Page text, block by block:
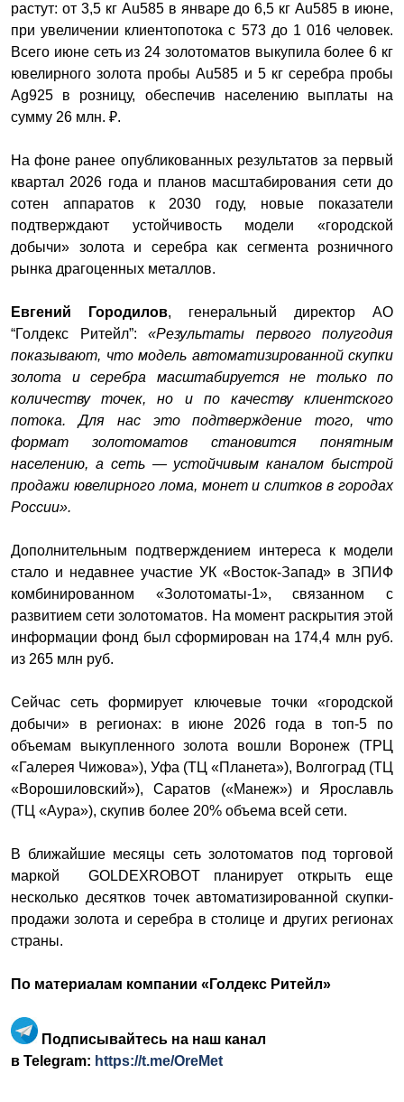
растут: от 3,5 кг Au585 в январе до 6,5 кг Au585 в июне,
при увеличении клиентопотока с 573 до 1 016 человек.
Всего июне сеть из 24 золотоматов выкупила более 6 кг
ювелирного золота пробы Au585 и 5 кг серебра пробы
Ag925 в розницу, обеспечив населению выплаты на
сумму 26 млн. ₽.
На фоне ранее опубликованных результатов за первый
квартал 2026 года и планов масштабирования сети до
сотен аппаратов к 2030 году, новые показатели
подтверждают устойчивость модели «городской
добычи» золота и серебра как сегмента розничного
рынка драгоценных металлов.
Евгений Городилов, генеральный директор АО
“Голдекс Ритейл”: «Результаты первого полугодия
показывают, что модель автоматизированной скупки
золота и серебра масштабируется не только по
количеству точек, но и по качеству клиентского
потока. Для нас это подтверждение того, что
формат золотоматов становится понятным
населению, а сеть — устойчивым каналом быстрой
продажи ювелирного лома, монет и слитков в городах
России».
Дополнительным подтверждением интереса к модели
стало и недавнее участие УК «Восток-Запад» в ЗПИФ
комбинированном «Золотоматы‑1», связанном с
развитием сети золотоматов. На момент раскрытия этой
информации фонд был сформирован на 174,4 млн руб.
из 265 млн руб.
Сейчас сеть формирует ключевые точки «городской
добычи» в регионах: в июне 2026 года в топ‑5 по
объемам выкупленного золота вошли Воронеж (ТРЦ
«Галерея Чижова»), Уфа (ТЦ «Планета»), Волгоград (ТЦ
«Ворошиловский»), Саратов («Манеж») и Ярославль
(ТЦ «Аура»), скупив более 20% объема всей сети.
В ближайшие месяцы сеть золотоматов под торговой
маркой GOLDEXROBOT планирует открыть еще
несколько десятков точек автоматизированной скупки-
продажи золота и серебра в столице и других регионах
страны.
По материалам компании «Голдекс Ритейл»
Подписывайтесь на наш канал
в Telegram: https://t.me/OreMet